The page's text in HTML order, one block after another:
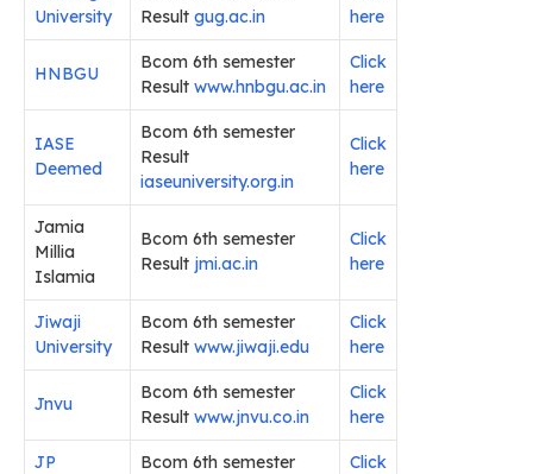
University
Result gug.ac.in
here
HNBGU
Bcom 6th semester
Result www.hnbgu.ac.in
Click
here
IASE
Deemed
Bcom 6th semester
Result
iaseuniversity.org.in
Click
here
Jamia
Millia
Islamia
Bcom 6th semester
Result jmi.ac.in
Click
here
Jiwaji
University
Bcom 6th semester
Result www.jiwaji.edu
Click
here
Jnvu
Bcom 6th semester
Result www.jnvu.co.in
Click
here
JP
Bcom 6th semester
Click